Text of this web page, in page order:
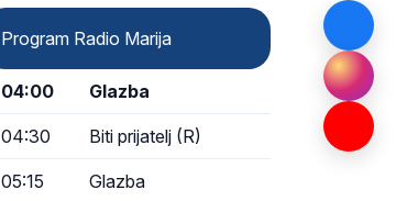
Program Radio Marija
04:00 Glazba
04:30 Biti prijatelj (R)
05:15 Glazba